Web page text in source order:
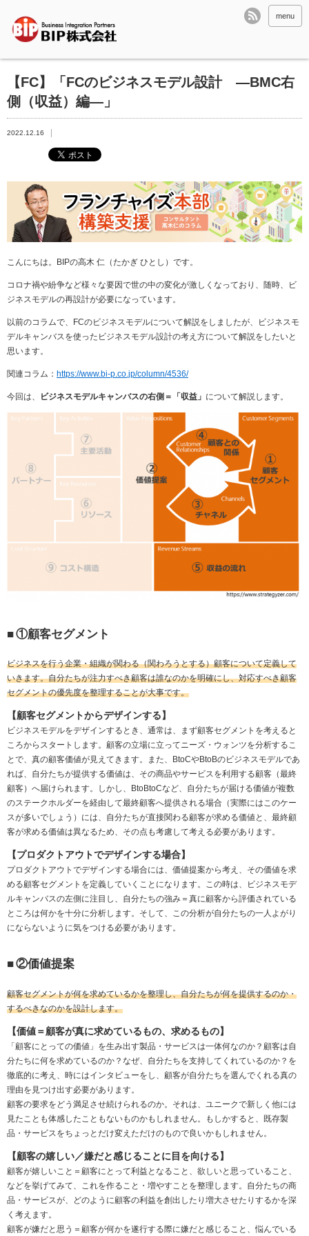
menu
【FC】「FCのビジネスモデル設計 ―BMC右
側（収益）編―」
2022.12.16
こんにちは。 BIPの高木 仁（たかぎ ひとし）です。
コロナ禍や紛争など様々な要因で世の中の変化が激しくなっており、随時、ビ
ジネスモデルの再設計が必要になっています。
以前のコラムで、 FCのビジネスモデルについて解説をしましたが、ビジネスモ
デルキャンバスを使ったビジネスモデル設計の考え方について解説をしたいと
思います。
関連コラム： https://www.bi-p.co.jp/column/4536/
今回は、 ビジネスモデルキャンバスの右側＝「収益」 について解説します。
■①顧客セグメント
ビジネスを行う企業・組織が関わる（関わろうとする）顧客について定義して
いきます。自分たちが注力すべき顧客は誰なのかを明確にし、対応すべき顧客
セグメントの優先度を整理することが大事です。
【顧客セグメントからデザインする】
ビジネスモデルをデザインするとき、通常は、まず顧客セグメントを考えると
ころからスタートします。顧客の立場に立ってニーズ・ウォンツを分析するこ
とで、真の顧客価値が見えてきます。また、BtoCやBtoBのビジネスモデルであ
れば、自分たちが提供する価値は、その商品やサービスを利用する顧客（最終
顧客）へ届けられます。しかし、BtoBtoCなど、自分たちが届ける価値が複数
のステークホルダーを経由して最終顧客へ提供される場合（実際にはこのケー
スが多いでしょう）には、自分たちが直接関わる顧客が求める価値と、最終顧
客が求める価値は異なるため、その点も考慮して考える必要があります。
【プロダクトアウトでデザインする場合】
プロダクトアウトでデザインする場合には、価値提案から考え、その価値を求
める顧客セグメントを定義していくことになります。この時は、ビジネスモデ
ルキャンバスの左側に注目し、自分たちの強み＝真に顧客から評価されている
ところは何かを十分に分析します。そして、この分析が自分たちの一人よがり
にならないように気をつける必要があります。
■②価値提案
顧客セグメントが何を求めているかを整理し、自分たちが何を提供するのか・
するべきなのかを設計します。
【価値＝顧客が真に求めているもの、求めるもの】
「顧客にとっての価値」を生み出す製品・サービスは一体何なのか？顧客は自
分たちに何を求めているのか？なぜ、自分たちを支持してくれているのか？を
徹底的に考え、時にはインタビューをし、顧客が自分たちを選んでくれる真の
理由を見つけ出す必要があります。
顧客の要求をどう満足させ続けられるのか。それは、ユニークで新しく他には
見たことも体感したこともないものかもしれません。もしかすると、既存製
品・サービスをちょっとだけ変えただけのもので良いかもしれません。
【顧客の嬉しい／嫌だと感じることに目を向ける】
顧客が嬉しいこと＝顧客にとって利益となること、欲しいと思っていること、
などを挙げてみて、これを作ること・増やすことを整理します。自分たちの商
品・サービスが、どのように顧客の利益を創出したり増大させたりするかを深
く考えます。
顧客が嫌だと思う＝顧客が何かを遂行する際に嫌だと感じること、悩んでいる